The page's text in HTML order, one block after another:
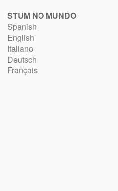
STUM NO MUNDO
Spanish
English
Italiano
Deutsch
Français